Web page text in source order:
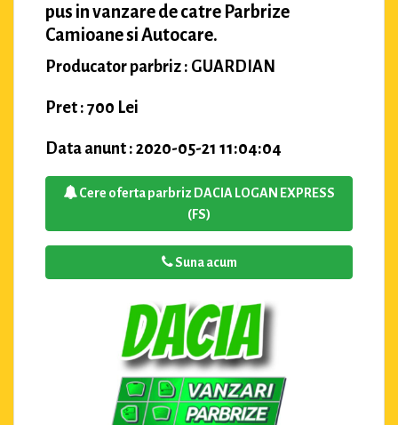
pus in vanzare de catre Parbrize
Camioane si Autocare.
Producator parbriz : GUARDIAN
Pret : 700 Lei
Data anunt : 2020-05-21 11:04:04
Cere oferta parbriz DACIA LOGAN EXPRESS
(FS)
Suna acum